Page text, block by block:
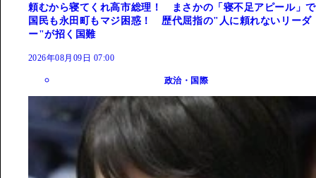
頼むから寝てくれ高市総理！ まさかの「寝不足アピール」で
国民も永田町もマジ困惑！ 歴代屈指の"人に頼れないリーダ
ー"が招く国難
2026年08月09日 07:00
政治・国際